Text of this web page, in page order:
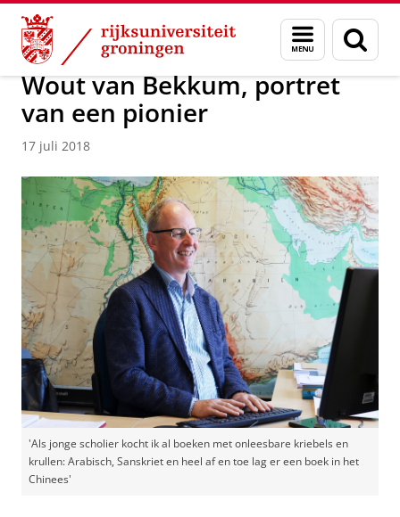
Skip
Content
Skip
Navigation
Menu
en
zoeken
Over ons Actueel Nieuws Nieuwsberichten
Wout van Bekkum, portret
van een pionier
17 juli 2018
'Als jonge scholier kocht ik al boeken met onleesbare kriebels en
krullen: Arabisch, Sanskriet en heel af en toe lag er een boek in het
Chinees'